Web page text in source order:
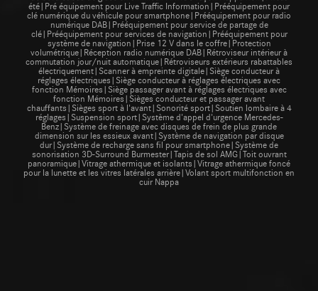
été|Pré équipement pour Live Traffic Information|Prééquipement pour
clé numérique du véhicule pour smartphone|Prééquipement pour radio
numérique DAB|Prééquipement pour service de partage de
clé|Prééquipement pour services de navigation|Prééquipement pour
système de navigation|Prise 12 V dans le coffre|Protection
volumétrique|Réception radio numérique DAB|Rétroviseur intérieur à
commutation jour/nuit automatique|Rétroviseurs extérieurs rabattables
électriquement|Scanner à empreinte digitale|Siège conducteur à
réglages électriques|Siège conducteur à réglages électriques avec
fonction Mémoires|Siège passager avant à réglages électriques avec
fonction Mémoires|Sièges conducteur et passager avant
chauffants|Sièges sport à l'avant|Sonorité sport|Soutien lombaire à 4
réglages|Suspension sport|Système d'appel d'urgence Mercedes-
Benz|Système de freinage avec disques de frein de plus grande
dimension sur les essieux avant|Système de navigation par disque
dur|Système de recharge sans fil pour smartphone|Système de
sonorisation 3D-Surround Burmester|Tapis de sol AMG|Toit ouvrant
panoramique|Vitrage athermique et isolants|Vitrage athermique foncé
pour la lunette et les vitres latérales arrière|Volant sport multifonction en
cuir Nappa